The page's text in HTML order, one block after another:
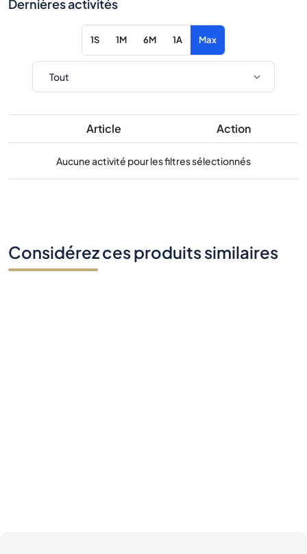
Dernières activités
1S 1M 6M 1A Max
Article Action
Aucune activité pour les filtres sélectionnés
Considérez ces produits similaires